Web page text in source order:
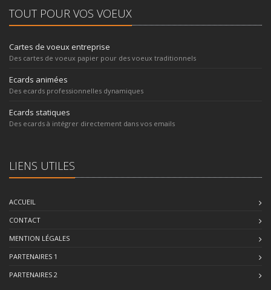
TOUT POUR VOS VOEUX
Cartes de voeux entreprise
Des cartes de voeux papier pour des voeux traditionnels
Ecards animées
Des ecards professionnelles dynamiques
Ecards statiques
Des ecards à intégrer directement dans vos emails
LIENS UTILES
ACCUEIL
CONTACT
MENTION LÉGALES
PARTENAIRES 1
PARTENAIRES 2